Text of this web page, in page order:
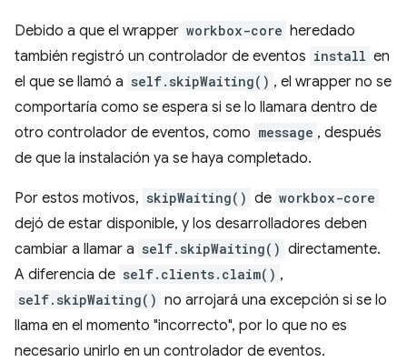
Debido a que el wrapper workbox-core heredado
también registró un controlador de eventos install en
el que se llamó a self.skipWaiting() , el wrapper no se
comportaría como se espera si se lo llamara dentro de
otro controlador de eventos, como message , después
de que la instalación ya se haya completado.
Por estos motivos, skipWaiting() de workbox-core
dejó de estar disponible, y los desarrolladores deben
cambiar a llamar a self.skipWaiting() directamente.
A diferencia de self.clients.claim() ,
self.skipWaiting() no arrojará una excepción si se lo
llama en el momento "incorrecto", por lo que no es
necesario unirlo en un controlador de eventos.